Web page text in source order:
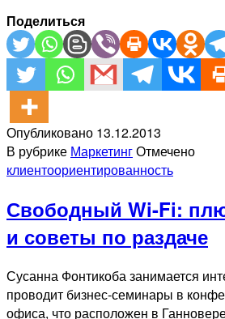
Поделиться
Опубликовано 13.12.2013
В рубрике МаркетингОтмечено
клиентоориентированность
Свободный Wi-Fi:
и советы по раздаче
Сусанна Фонтикоба занимается
проводит бизнес-семинары в
офиса, что расположен в